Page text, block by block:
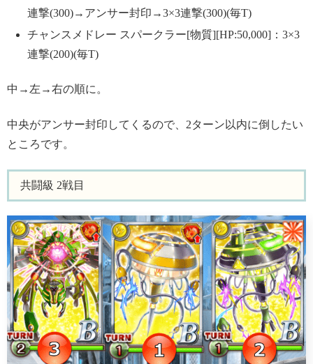
連撃(300)→アンサー封印→3×3連撃(300)(毎T)
チャンスメドレー スパークラー[物質][HP:50,000]：3×3
連撃(200)(毎T)
中→左→右の順に。
中央がアンサー封印してくるので、2ターン以内に倒したい
ところです。
共闘級 2戦目